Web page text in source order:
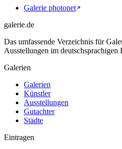
Galerie photonet
galerie.de
Das umfassende Verzeichnis für
Ausstellungen im deutschsprachigen
Galerien
Galerien
Künstler
Ausstellungen
Gutachter
Städte
Eintragen